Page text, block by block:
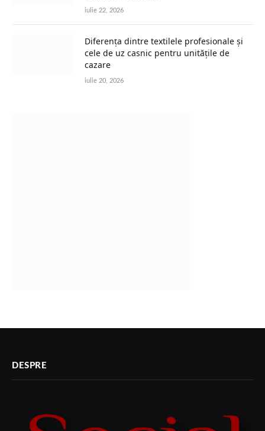
iulie 22, 2026
Diferența dintre textilele profesionale și
cele de uz casnic pentru unitățile de
cazare
iulie 20, 2026
DESPRE